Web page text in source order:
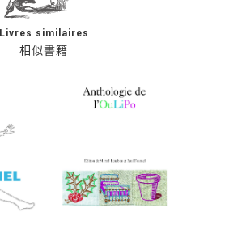
相似書籍
Livres similaires